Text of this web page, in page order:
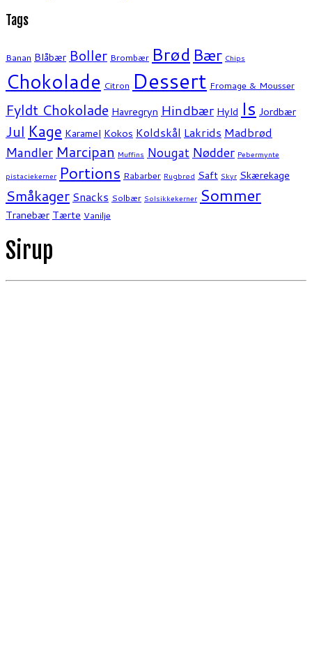
Tags
Banan Blåbær Boller Brombær Brød Bær Chips
Chokolade Citron Dessert Fromage & Mousser
Fyldt Chokolade Havregryn Hindbær Hyld Is Jordbær
Jul Kage Karamel Kokos Koldskål Lakrids Madbrød
Mandler Marcipan Muffins Nougat Nødder Pebermynte
pistaciekerner Portions Rabarber Rugbrød Saft Skyr Skærekage
Småkager Snacks Solbær Solsikkekerner Sommer
Tranebær Tærte Vanilje
Sirup